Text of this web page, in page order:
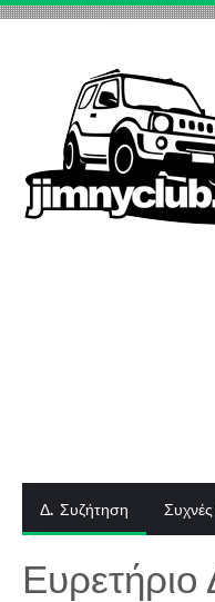
Δ. Συζήτηση